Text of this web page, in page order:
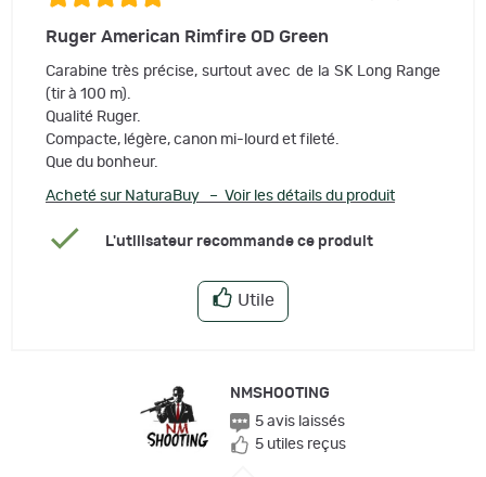
Ruger American Rimfire OD Green
Carabine très précise, surtout avec de la SK Long Range
(tir à 100 m).
Qualité Ruger.
Compacte, légère, canon mi-lourd et fileté.
Que du bonheur.
Acheté sur NaturaBuy – Voir les détails du produit
L'utilisateur recommande ce produit
Utile
NMSHOOTING
5 avis laissés
5 utiles reçus